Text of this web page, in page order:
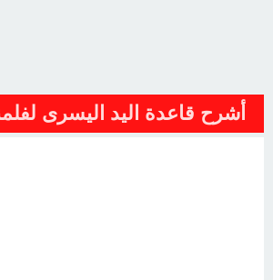
أشرح قاعدة اليد اليسرى